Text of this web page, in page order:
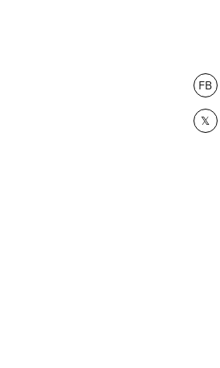
FB
𝕏